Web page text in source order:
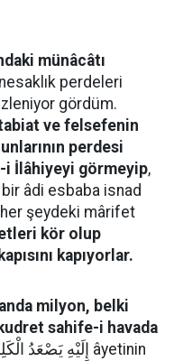
münâcâtı
perdeleri
gördüm.
ve felsefenin
perdesi
i İlâhiyeyi görmeyip,
âdi esbaba isnad
şeydeki mârifet
kör olup
kapıyorlar.
milyon, belki
sahife-i havada